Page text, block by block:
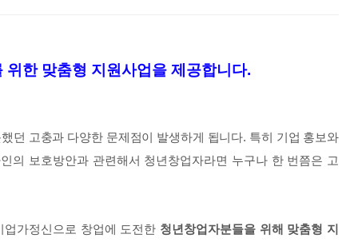
위한 맞춤형 지원사업을 제공합니다.
던 고충과 다양한 문제점이 발생하게 됩니다. 특히 기업 홍보와
의 보호방안과 관련해서 청년창업자라면 누구나 한 번쯤은 고
가정신으로 창업에 도전한 청년창업자분들을 위해 맞춤형 지